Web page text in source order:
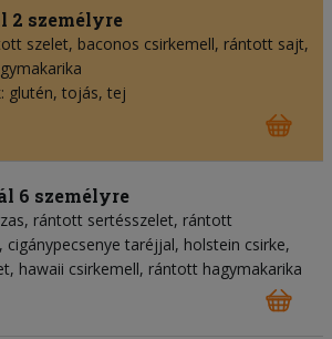
2 személyre
szelet, baconos csirkemell, rántott sajt,
glutén, tojás, tej
6 személyre
rántott sertésszelet, rántott
cigánypecsenye taréjjal, holstein csirke,
hawaii csirkemell, rántott hagymakarika